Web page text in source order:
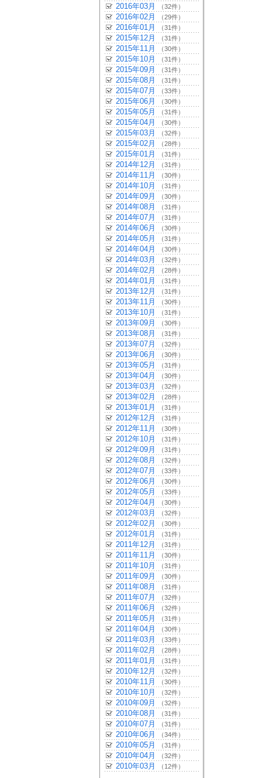
2016年03月 （32件）
2016年02月 （29件）
2016年01月 （31件）
2015年12月 （31件）
2015年11月 （30件）
2015年10月 （31件）
2015年09月 （31件）
2015年08月 （31件）
2015年07月 （33件）
2015年06月 （30件）
2015年05月 （31件）
2015年04月 （30件）
2015年03月 （32件）
2015年02月 （28件）
2015年01月 （31件）
2014年12月 （31件）
2014年11月 （30件）
2014年10月 （31件）
2014年09月 （30件）
2014年08月 （31件）
2014年07月 （31件）
2014年06月 （30件）
2014年05月 （31件）
2014年04月 （30件）
2014年03月 （32件）
2014年02月 （28件）
2014年01月 （31件）
2013年12月 （31件）
2013年11月 （30件）
2013年10月 （31件）
2013年09月 （30件）
2013年08月 （31件）
2013年07月 （32件）
2013年06月 （30件）
2013年05月 （31件）
2013年04月 （30件）
2013年03月 （32件）
2013年02月 （28件）
2013年01月 （31件）
2012年12月 （31件）
2012年11月 （30件）
2012年10月 （31件）
2012年09月 （31件）
2012年08月 （32件）
2012年07月 （33件）
2012年06月 （30件）
2012年05月 （33件）
2012年04月 （30件）
2012年03月 （32件）
2012年02月 （30件）
2012年01月 （31件）
2011年12月 （31件）
2011年11月 （30件）
2011年10月 （31件）
2011年09月 （30件）
2011年08月 （31件）
2011年07月 （32件）
2011年06月 （32件）
2011年05月 （31件）
2011年04月 （30件）
2011年03月 （33件）
2011年02月 （28件）
2011年01月 （31件）
2010年12月 （32件）
2010年11月 （30件）
2010年10月 （32件）
2010年09月 （32件）
2010年08月 （31件）
2010年07月 （31件）
2010年06月 （34件）
2010年05月 （31件）
2010年04月 （32件）
2010年03月 （12件）